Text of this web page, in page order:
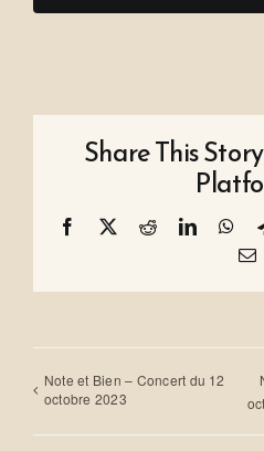
Share This
Facebook
X RedditLinkedIn
Note et Bien – Concert du 12
octobre 2023